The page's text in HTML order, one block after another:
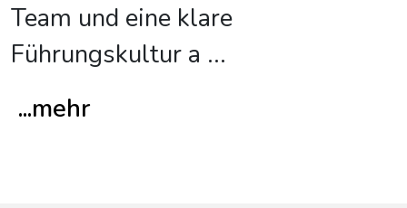
Team und eine klare
Führungskultur a ...
...mehr